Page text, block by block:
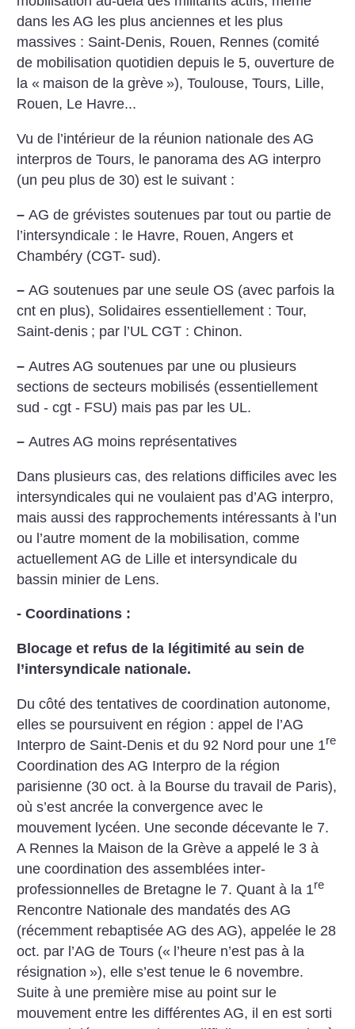
dans les AG les plus anciennes et les plus
massives : Saint-Denis, Rouen, Rennes (comité
de mobilisation quotidien depuis le 5, ouverture de
la « maison de la grève »), Toulouse, Tours, Lille,
Rouen, Le Havre...
Vu de l’intérieur de la réunion nationale des AG
interpros de Tours, le panorama des AG interpro
(un peu plus de 30) est le suivant :
– AG de grévistes soutenues par tout ou partie de
l’intersyndicale : le Havre, Rouen, Angers et
Chambéry (CGT- sud).
– AG soutenues par une seule OS (avec parfois la
cnt en plus), Solidaires essentiellement : Tour,
Saint-denis ; par l’UL CGT : Chinon.
– Autres AG soutenues par une ou plusieurs
sections de secteurs mobilisés (essentiellement
sud - cgt - FSU) mais pas par les UL.
– Autres AG moins représentatives
Dans plusieurs cas, des relations difficiles avec les
intersyndicales qui ne voulaient pas d’AG interpro,
mais aussi des rapprochements intéressants à l’un
ou l’autre moment de la mobilisation, comme
actuellement AG de Lille et intersyndicale du
bassin minier de Lens.
- Coordinations :
Blocage et refus de la légitimité au sein de
l’intersyndicale nationale.
Du côté des tentatives de coordination autonome,
elles se poursuivent en région : appel de l’AG
Interpro de Saint-Denis et du 92 Nord pour une 1re
Coordination des AG Interpro de la région
parisienne (30 oct. à la Bourse du travail de Paris),
où s’est ancrée la convergence avec le
mouvement lycéen. Une seconde décevante le 7.
A Rennes la Maison de la Grève a appelé le 3 à
une coordination des assemblées inter-
professionnelles de Bretagne le 7. Quant à la 1re
Rencontre Nationale des mandatés des AG
(récemment rebaptisée AG des AG), appelée le 28
oct. par l’AG de Tours (« l’heure n’est pas à la
résignation »), elle s’est tenue le 6 novembre.
Suite à une première mise au point sur le
mouvement entre les différentes AG, il en est sorti